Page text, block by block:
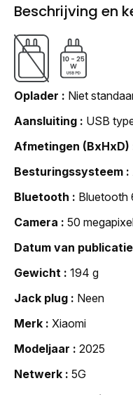
Beschrijving en
Oplader
Niet
Aansluiting
USB
Afmetingen (BxHxD)
Besturingssysteem
Bluetooth
Bluetooth
Camera
50
Datum van publicatie
Gewicht
194 g
Jack plug
Neen
Merk
Xiaomi
Modeljaar
2025
Netwerk
5G